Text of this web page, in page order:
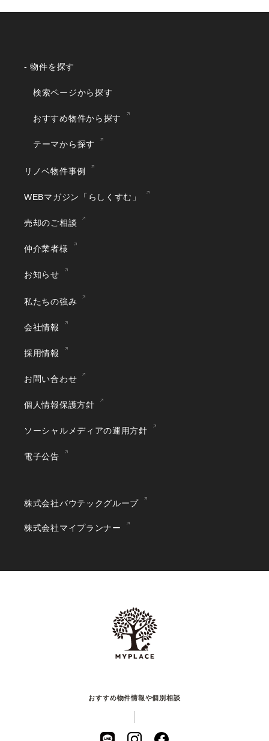
- 物件を探す
検索ページから探す
おすすめ物件から探す
テーマから探す
リノベ物件事例
WEBマガジン「らしくすむ」
売却のご相談
仲介業者様
お知らせ
私たちの強み
会社情報
採用情報
お問い合わせ
個人情報保護方針
ソーシャルメディアの運用方針
電子公告
株式会社バウテックグループ
株式会社マイプランナー
おすすめ物件情報や個別相談